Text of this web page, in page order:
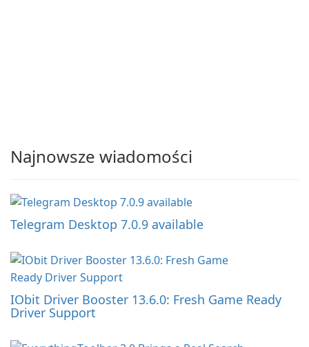
Najnowsze wiadomości
Telegram Desktop 7.0.9 available
IObit Driver Booster 13.6.0: Fresh Game Ready
Driver Support